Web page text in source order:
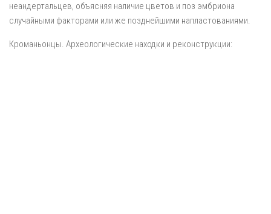
неандертальцев, объясняя наличие цветов и поз эмбриона
случайными факторами или же позднейшими напластованиями.
Кроманьонцы. Археологические находки и реконструкции: